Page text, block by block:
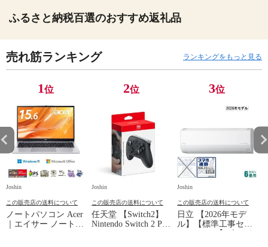
ふるさと納税百選のおすすめ返礼品
売れ筋ランキング ランキングをもっと見る
1位
Joshin
この販売店の送料について
ノートパソコン Acer
｜エイサー ノートパ
2位
Joshin
この販売店の送料について
任天堂 【Switch2】
Nintendo Switch 2 Pro
3位
Joshin
この販売店の送料について
日立 【2026年モデ
ル】【標準工事セッ